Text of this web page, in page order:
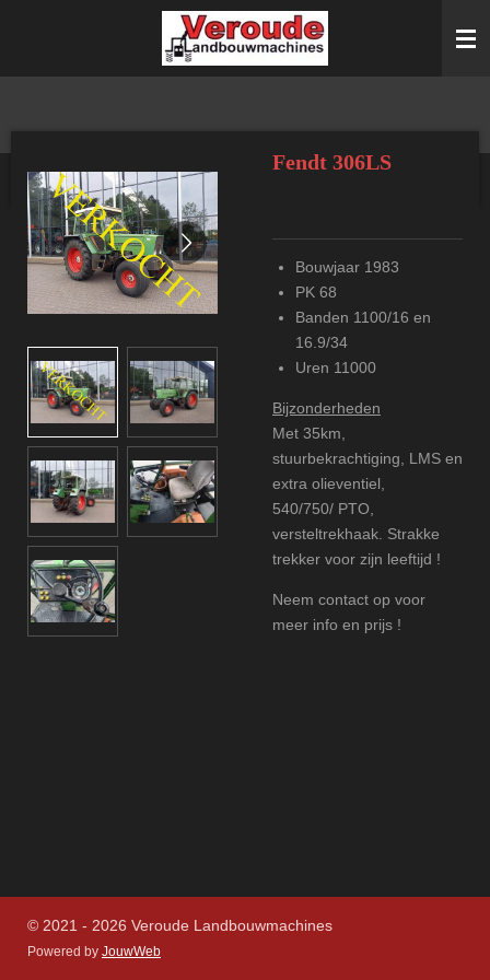
Fendt 306LS
Bouwjaar 1983
PK 68
Banden 1100/16 en
16.9/34
Uren 11000
Bijzonderheden
Met 35km,
stuurbekrachtiging, LMS en
extra olieventiel,
540/750/ PTO,
versteltrekhaak. Strakke
trekker voor zijn leeftijd !
Neem contact op voor
meer info en prijs !
© 2021 - 2026 Veroude Landbouwmachines
Powered by JouwWeb